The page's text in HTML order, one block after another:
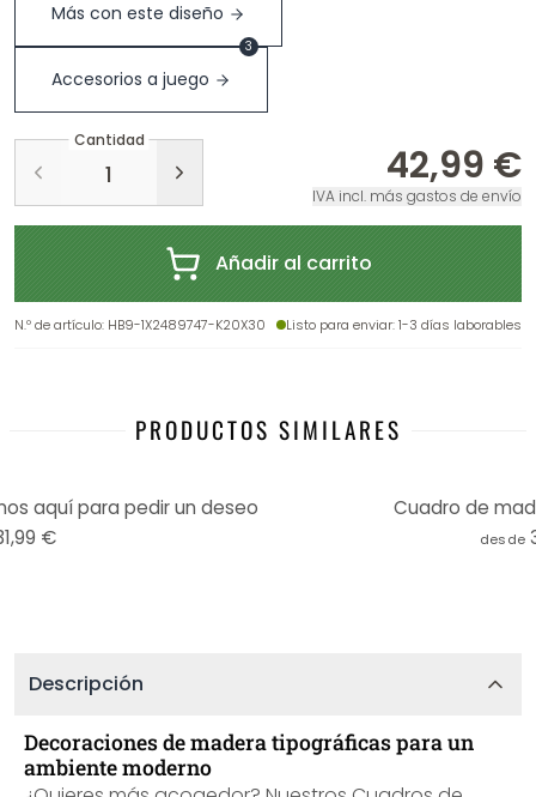
Más con este diseño
Accesorios a juego
3
Cantidad
42,99 €
IVA incl. más gastos de envío
Añadir al carrito
N.º de artículo: HB9-1X2489747-K20X30 Listo para enviar: 1-3 días laborables
PRODUCTOS SIMILARES
aquí para pedir un deseo
€
Cuadro de
desde
Descripción
Decoraciones de madera tipográficas para un
ambiente moderno